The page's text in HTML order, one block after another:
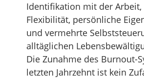
Identifikation mit der Arbeit,
Flexibilität, persönliche
und vermehrte
alltäglichen
Die Zunahme des Burnout-
letzten Jahrzehnt ist kein